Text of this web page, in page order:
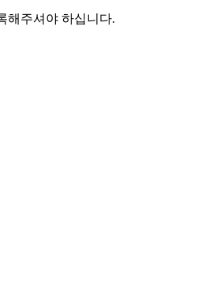
해주셔야 하십니다.